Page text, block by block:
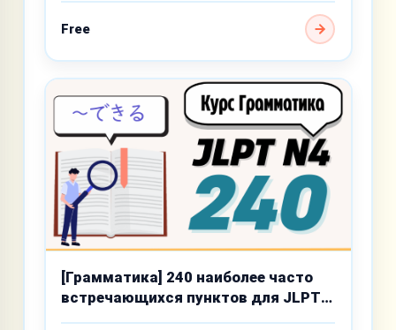
Free
[Грамматика] 240 наиболее часто
встречающихся пунктов для JLPT
N4